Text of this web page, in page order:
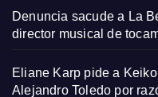
Denuncia sacude a La
director musical de
Eliane Karp pide a
Alejandro Toledo por